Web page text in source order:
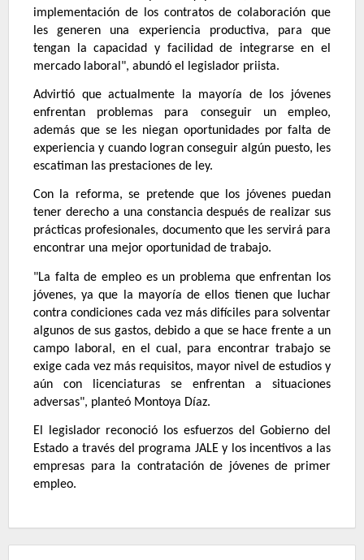
implementación de los contratos de colaboración que
les generen una experiencia productiva, para que
tengan la capacidad y facilidad de integrarse en el
mercado laboral", abundó el legislador priista.
Advirtió que actualmente la mayoría de los jóvenes
enfrentan problemas para conseguir un empleo,
además que se les niegan oportunidades por falta de
experiencia y cuando logran conseguir algún puesto, les
escatiman las prestaciones de ley.
Con la reforma, se pretende que los jóvenes puedan
tener derecho a una constancia después de realizar sus
prácticas profesionales, documento que les servirá para
encontrar una mejor oportunidad de trabajo.
"La falta de empleo es un problema que enfrentan los
jóvenes, ya que la mayoría de ellos tienen que luchar
contra condiciones cada vez más difíciles para solventar
algunos de sus gastos, debido a que se hace frente a un
campo laboral, en el cual, para encontrar trabajo se
exige cada vez más requisitos, mayor nivel de estudios y
aún con licenciaturas se enfrentan a situaciones
adversas", planteó Montoya Díaz.
El legislador reconoció los esfuerzos del Gobierno del
Estado a través del programa JALE y los incentivos a las
empresas para la contratación de jóvenes de primer
empleo.